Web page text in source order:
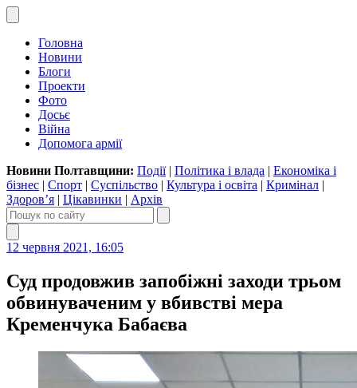
Головна
Новини
Блоги
Проекти
Фото
Досьє
Війна
Допомога армії
Новини Полтавщини: Події| Політика і влада | Економіка і
бізнес | Спорт | Суспільство | Культура і освіта | Кримінал |
Здоров’я | Цікавинки | Архів
12 червня 2021, 16:05
Суд продовжив запобіжні заходи трьом
обвинуваченим у вбивстві мера
Кременчука Бабаєва